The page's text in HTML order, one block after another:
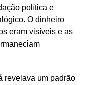
política e
O dinheiro
eram visíveis e as
revelava um padrão